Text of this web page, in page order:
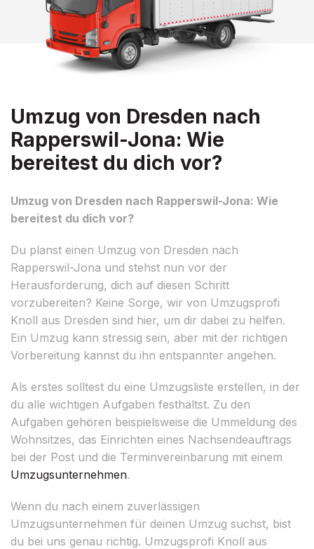
Umzug von Dresden nach
Rapperswil-Jona: Wie
bereitest du dich vor?
Umzug von Dresden nach Rapperswil-Jona: Wie
bereitest du dich vor?
Du planst einen Umzug von Dresden nach
Rapperswil-Jona und stehst nun vor der
Herausforderung, dich auf diesen Schritt
vorzubereiten? Keine Sorge, wir von Umzugsprofi
Knoll aus Dresden sind hier, um dir dabei zu helfen.
Ein Umzug kann stressig sein, aber mit der richtigen
Vorbereitung kannst du ihn entspannter angehen.
Als erstes solltest du eine Umzugsliste erstellen, in der
du alle wichtigen Aufgaben festhältst. Zu den
Aufgaben gehören beispielsweise die Ummeldung des
Wohnsitzes, das Einrichten eines Nachsendeauftrags
bei der Post und die Terminvereinbarung mit einem
Umzugsunternehmen.
Wenn du nach einem zuverlässigen
Umzugsunternehmen für deinen Umzug suchst, bist
du bei uns genau richtig. Umzugsprofi Knoll aus